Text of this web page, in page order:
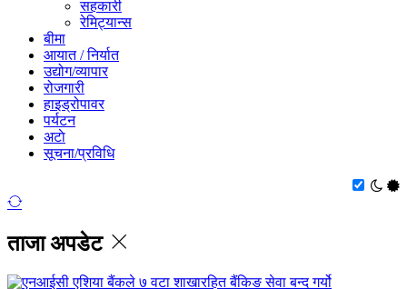
सहकारी
रेमिट्यान्स
बीमा
आयात / निर्यात
उद्योग/व्यापार
रोजगारी
हाइड्रोपावर
पर्यटन
अटाे
सूचना/प्रविधि
ताजा अपडेट